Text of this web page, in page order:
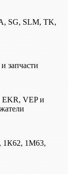
SG, SLM, TK,
запчасти
VEP и
1К62, 1М63,